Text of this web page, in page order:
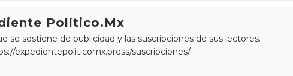
Político.Mx
se sostiene de publicidad y las suscripciones de sus lectores.
expedientepoliticomx.press/suscripciones/